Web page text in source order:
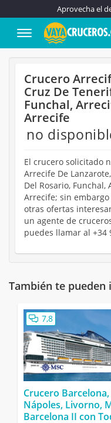
Aprovecha el
Crucero
Cruz De
Funchal,
Arrecife
no
El crucero solicitado
Arrecife De
Del Rosario, Funchal,
Arrecife; sin
otras ofertas
un agente de
puedes llamar al +34
También te
7,8
Crucero
Nápoles, Livorno,
Barcelona II con